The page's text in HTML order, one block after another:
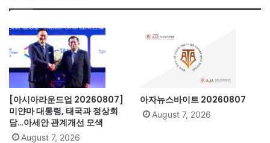
[아시아라운드업 20260807]
미얀마 대통령, 태국과 정상회
담…아세안 관계개선 모색
August 7, 2026
아자뉴스바이트 20260807
August 7, 2026